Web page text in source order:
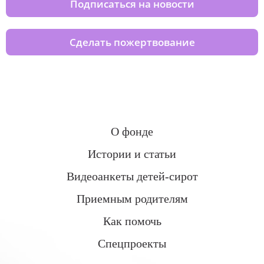
Подписаться на новости
Сделать пожертвование
О фонде
Истории и статьи
Видеоанкеты детей-сирот
Приемным родителям
Как помочь
Спецпроекты